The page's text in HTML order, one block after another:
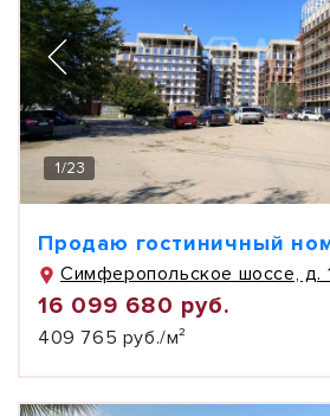
1/23
Продаю гостиничный
Симферопольское шоссе, д.
16 099 680 руб.
409 765 руб./м²